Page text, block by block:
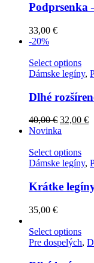
Podprsenka
33,00 €
-20%
Select options
Dámske legíny,
Dlhé
40,00€ 32,00 €
Novinka
Select options
Dámske legíny,
Krátke
35,00 €
Select options
Pre dospelých,